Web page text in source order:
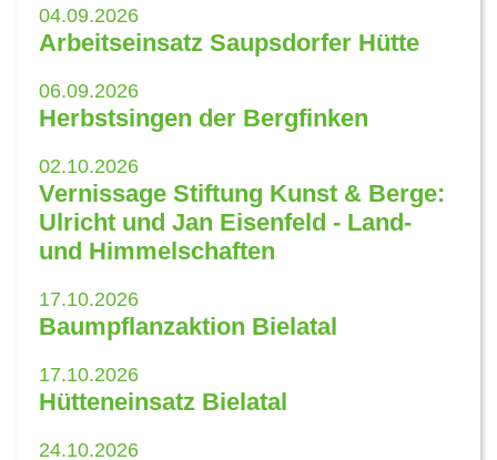
04.09.2026
Arbeitseinsatz Saupsdorfer Hütte
06.09.2026
Herbstsingen der Bergfinken
02.10.2026
Vernissage Stiftung Kunst & Berge:
Ulricht und Jan Eisenfeld - Land-
und Himmelschaften
17.10.2026
Baumpflanzaktion Bielatal
17.10.2026
Hütteneinsatz Bielatal
24.10.2026